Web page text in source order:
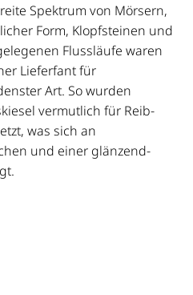
Spektrum von Mörsern,
Form, Klopfsteinen und
Flussläufe waren
Lieferfant für
Art. So wurden
vermutlich für Reib-
was sich an
und einer glänzend-